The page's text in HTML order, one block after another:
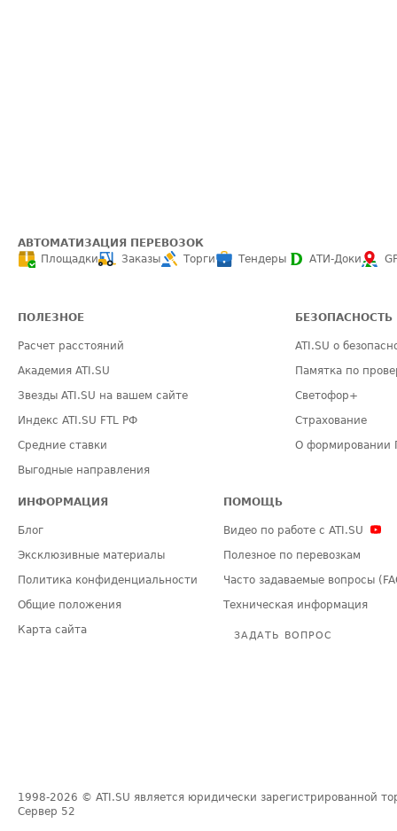
АВТОМАТИЗАЦИЯ ПЕРЕВОЗОК
Площадки
Заказы Торги Тендеры АТИ-Доки
ПОЛЕЗНОЕ
Расчет расстояний
Академия ATI.SU
Звезды ATI.SU на вашем сайте
Индекс ATI.SU FTL РФ
Средние ставки
Выгодные направления
БЕЗОПАСНОСТЬ
ATI.SU о
Памятка по
Светофор+
Страхование
О формировании
ИНФОРМАЦИЯ
Блог
Эксклюзивные материалы
Политика конфиденциальности
Общие положения
Карта сайта
ПОМОЩЬ
Видео по работе с ATI.SU
Полезное по перевозкам
Часто задаваемые вопросы
Техническая информация
ЗАДАТЬ ВОПРОС
1998-2026 © ATI.SU является юридически зарегистрированной
Сервер 52